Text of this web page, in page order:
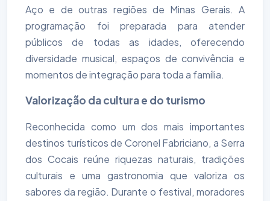
Aço e de outras regiões de Minas Gerais. A
programação foi preparada para atender
públicos de todas as idades, oferecendo
diversidade musical, espaços de convivência e
momentos de integração para toda a família.
Valorização da cultura e do turismo
Reconhecida como um dos mais importantes
destinos turísticos de Coronel Fabriciano, a Serra
dos Cocais reúne riquezas naturais, tradições
culturais e uma gastronomia que valoriza os
sabores da região. Durante o festival, moradores